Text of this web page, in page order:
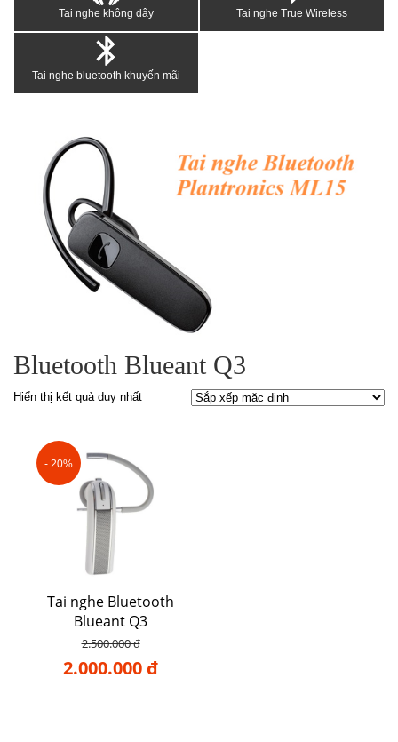
Tai nghe không dây Tai nghe True Wireless
Tai nghe bluetooth khuyến mãi
Bluetooth Blueant Q3
Hiển thị kết quả duy nhất
- 20%
Tai nghe Bluetooth
Blueant Q3
2.500.000 đ
2.000.000 đ